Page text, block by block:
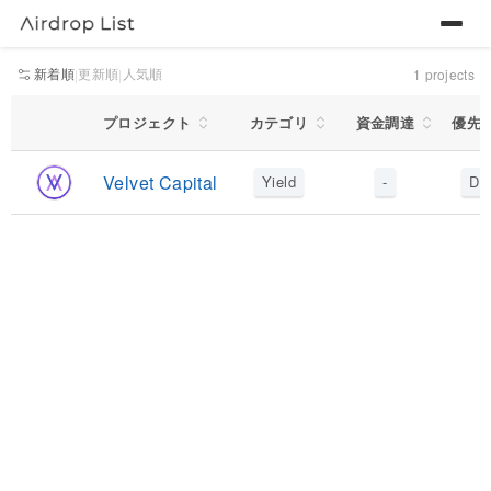
新着順|更新順| 人気順 1 projects
プロジェクト カテゴリ 資金調達 優先
Velvet Capital Yield - D